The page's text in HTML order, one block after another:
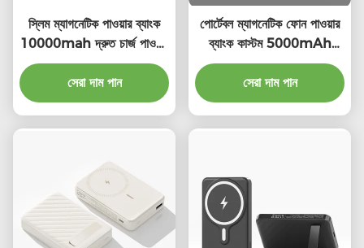
স্লিম ম্যাগনেটিক পাওয়ার ব্যাংক
10000mah দ্রুত চার্জ পাওয়ার
ব্যাংক নিরাপদ
সেরা দাম পান
পোর্টেবল ম্যাগনেটিক ফোন পাওয়ার
ব্যাংক কাস্টম 5000mAh
ম্যাগনেটিক পাওয়ার ব্যাংক
সেরা দাম পান